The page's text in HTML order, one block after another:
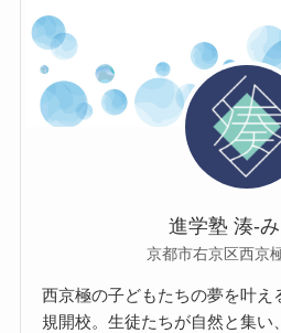
進学塾 湊-
京都市右京区西京
西京極の子どもたちの夢を叶え
規開校。生徒たちが自然と集い